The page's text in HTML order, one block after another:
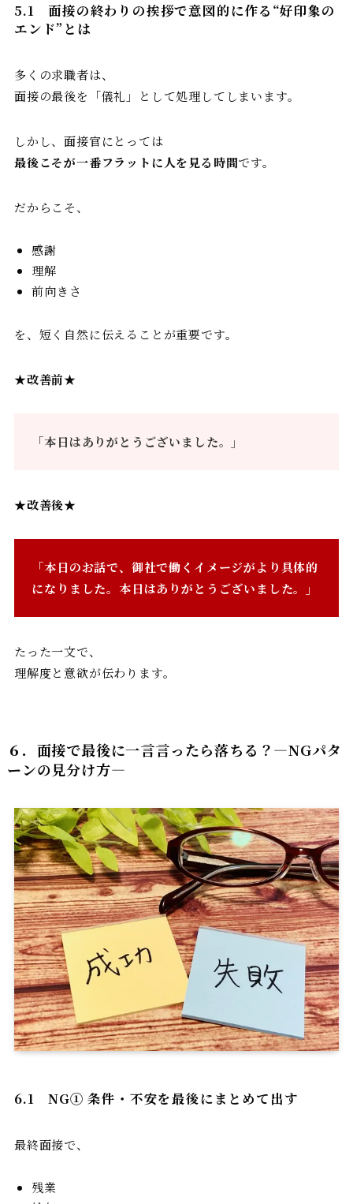
5.1 面接の終わりの挨拶で意図的に作る“好印象の
エンド”とは
多くの求職者は、
面接の最後を「儀礼」として処理してしまいます。
しかし、面接官にとっては
最後こそが一番フラットに人を見る時間です。
だからこそ、
感謝
理解
前向きさ
を、短く自然に伝えることが重要です。
★改善前★
「本日はありがとうございました。」
★改善後★
「本日のお話で、御社で働くイメージがより具体的
になりました。本日はありがとうございました。」
たった一文で、
理解度と意欲が伝わります。
６．面接で最後に一言言ったら落ちる？―NGパタ
ーンの見分け方―
6.1NG①条件・不安を最後にまとめて出す
最終面接で、
残業